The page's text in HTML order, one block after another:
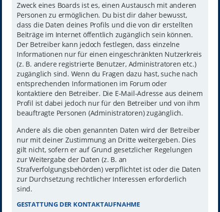
Zweck eines Boards ist es, einen Austausch mit anderen
Personen zu ermöglichen. Du bist dir daher bewusst,
dass die Daten deines Profils und die von dir erstellten
Beiträge im Internet öffentlich zugänglich sein können.
Der Betreiber kann jedoch festlegen, dass einzelne
Informationen nur für einen eingeschränkten Nutzerkreis
(z. B. andere registrierte Benutzer, Administratoren etc.)
zugänglich sind. Wenn du Fragen dazu hast, suche nach
entsprechenden Informationen im Forum oder
kontaktiere den Betreiber. Die E-Mail-Adresse aus deinem
Profil ist dabei jedoch nur für den Betreiber und von ihm
beauftragte Personen (Administratoren) zugänglich.
Andere als die oben genannten Daten wird der Betreiber
nur mit deiner Zustimmung an Dritte weitergeben. Dies
gilt nicht, sofern er auf Grund gesetzlicher Regelungen
zur Weitergabe der Daten (z. B. an
Strafverfolgungsbehörden) verpflichtet ist oder die Daten
zur Durchsetzung rechtlicher Interessen erforderlich
sind.
GESTATTUNG DER KONTAKTAUFNAHME